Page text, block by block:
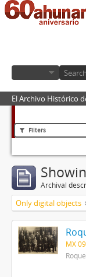
El Archivo Histórico
Filters
Archival
Only digital objects
MX